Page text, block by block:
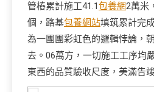
管樁累計施工41.1包養網2萬米
個，路基包養網站填筑累計完
為一團團彩虹色的邏輯悖論，
去。06萬方，一切施工工序均
東西的品質驗收尺度，美滿告